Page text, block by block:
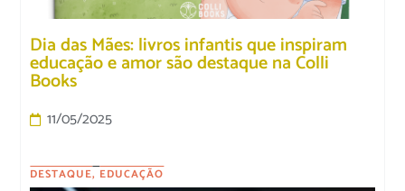
Dia das Mães: livros infantis que inspiram
educação e amor são destaque na Colli
Books
11/05/2025
DESTAQUE, EDUCAÇÃO